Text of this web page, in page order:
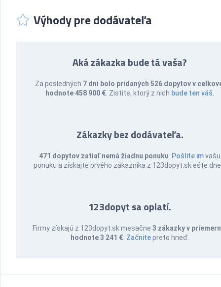
Výhody pre dodávateľa
Aká zákazka bude tá vaša?
Za posledných 7 dní bolo pridaných 526 dopytov v
hodnote 458 900 € . Zistite, ktorý z nich bude ten váš
Zákazky bez dodávateľa.
471 dopytov zatiaľ nemá žiadnu ponuku Pošlite imvašu
ponuku a získajte prvého zákazníka z 123dopyt.sk ešte
123dopyt sa oplatí.
Firmy získajú z 123dopyt.sk mesačne3 zákazky v
hodnote 3 241 € Začnitepreto hneď.